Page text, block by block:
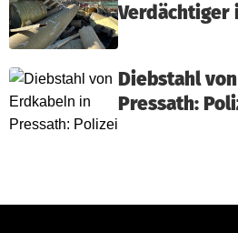
Verdächtiger
Diebstahl
Pressath: